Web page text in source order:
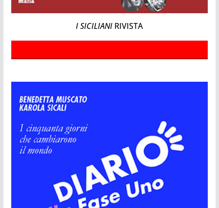
I SICILIANI RIVISTA